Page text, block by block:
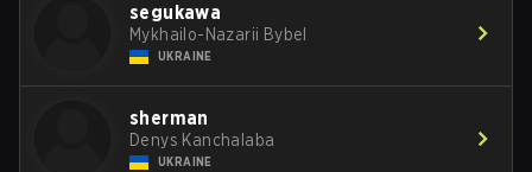
segukawa
Mykhailo-Nazarii Bybel
UKRAINE
sherman
Denys Kanchalaba
UKRAINE